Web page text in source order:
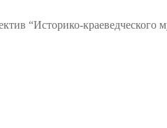
“Историко-краеведческого